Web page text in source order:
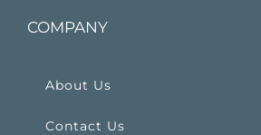
COMPANY
About Us
Contact Us